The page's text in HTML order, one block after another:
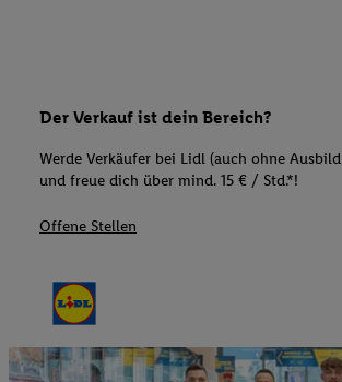
Der Verkauf ist dein Bereich?
Werde Verkäufer bei Lidl (auch ohne
und freue dich über mind. 15 € / Std.*!
Offene Stellen